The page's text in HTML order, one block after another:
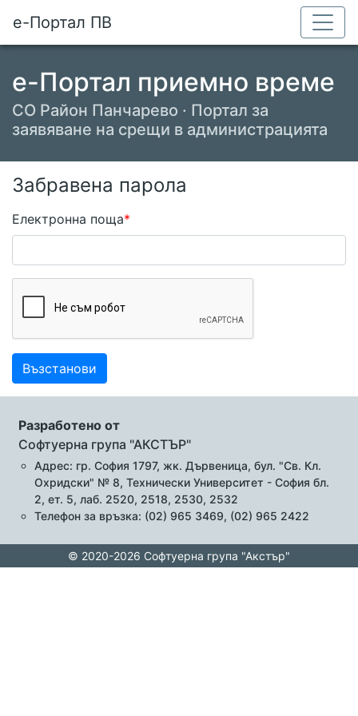
е-Портал ПВ
е-Портал приемно време
СО Район Панчарево · Портал за
заявяване на срещи в администрацията
Забравена парола
Електронна поща
Възстанови
Разработено от
Софтуерна група "АКСТЪР"
Адрес: гр. София 1797, жк. Дървеница, бул. "Св. Кл.
Охридски" № 8, Технически Университет - София бл.
2, ет. 5, лаб. 2520, 2518, 2530, 2532
Телефон за връзка: (02) 965 3469, (02) 965 2422
© 2020-2026 Софтуерна група "Акстър"